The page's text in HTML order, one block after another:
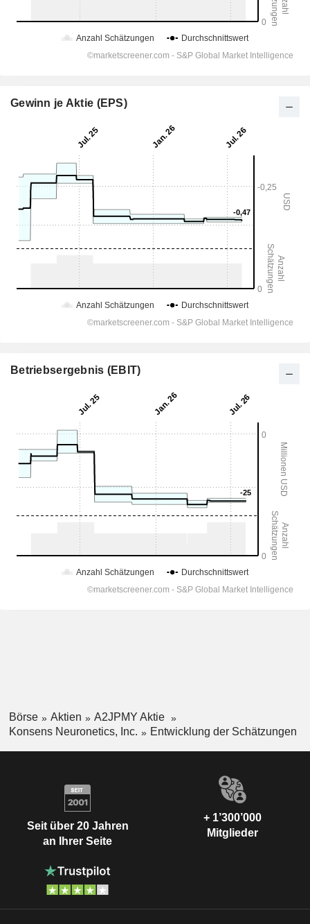
Gewinn je Aktie (EPS)
Betriebsergebnis (EBIT)
Börse Aktien
A2JPMY Aktie
Konsens Neuronetics, Inc.
Entwicklung der Schätzungen
Seit über 20 Jahren
an Ihrer Seite
+ 1’300’000
Mitglieder